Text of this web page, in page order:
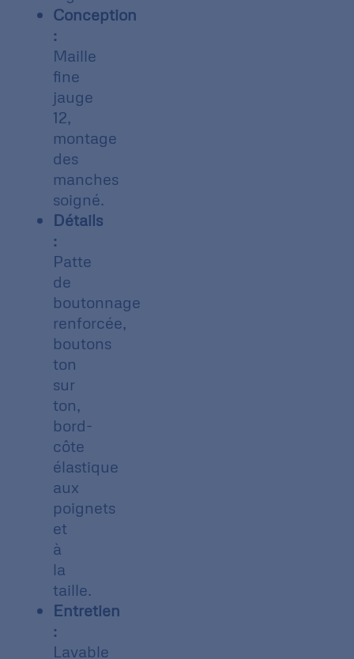
Conception
:
Maille
fine
jauge
12,
montage
des
manches
soigné.
Détails
:
Patte
de
boutonnage
renforcée,
boutons
ton
sur
ton,
bord-
côte
élastique
aux
poignets
et
à
la
taille.
Entretien
:
Lavable